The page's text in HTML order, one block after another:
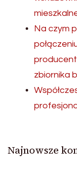
Na czym
zbiornika
Najnowsze